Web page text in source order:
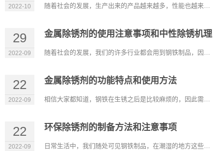
2022-10 随着社会的发展，生产出来的产品越来越多，性能也越来越好，可以满足我们的不同需求。在很多行业除锈剂也是比较常...
29
2022-09
金属除锈剂的使用注意事项和中性除锈机理
随着社会的发展，我们的许多行业都会用到钢铁制品，因此除锈剂也广泛应用这些行业，它比较适用于机械设备、五金工...
22
2022-09
金属除锈剂的功能特点和使用方法
相信大家都知道，钢铁在生锈之后是比较麻烦的，因此需要有除锈的产品，金属除锈剂是可以在裸露的金属表面形成持久...
22
2022-09
环保除锈剂的制备方法和注意事项
日常生活中，我们随处可见钢铁制品，在潮湿的地方这些材料容易生锈，除锈剂的出现能除去它表面的锈，而环保除锈剂...